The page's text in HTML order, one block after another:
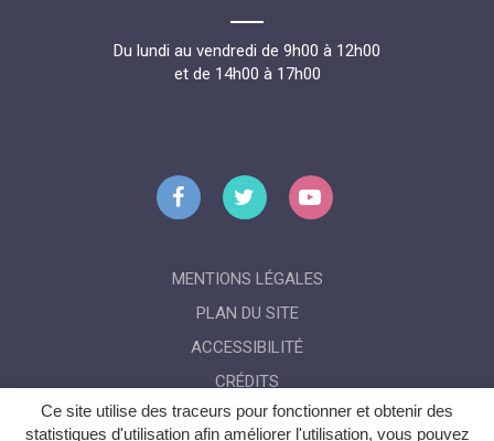
Ce site utilise des traceurs pour fonctionner et obtenir des
statistiques d'utilisation afin améliorer l'utilisation, vous pouvez
Du lundi au vendredi de 9h00 à 12h00
et de 14h00 à 17h00
Lien
compte
Lien
compte
Lien
chaîne
MENTIONS LÉGALES
PLAN DU SITE
ACCESSIBILITÉ
CRÉDITS
GÉRER MES COOKIES